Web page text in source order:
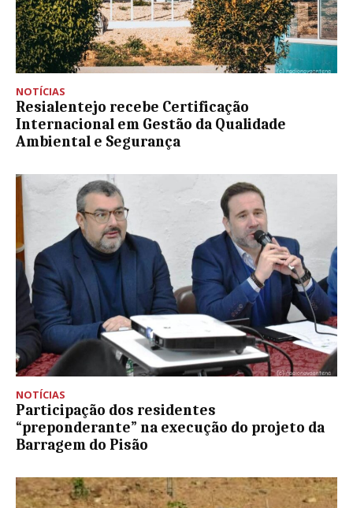
NOTÍCIAS
Resialentejo recebe Certificação
Internacional em Gestão da Qualidade
Ambiental e Segurança
NOTÍCIAS
Participação dos residentes
“preponderante” na execução do projeto da
Barragem do Pisão